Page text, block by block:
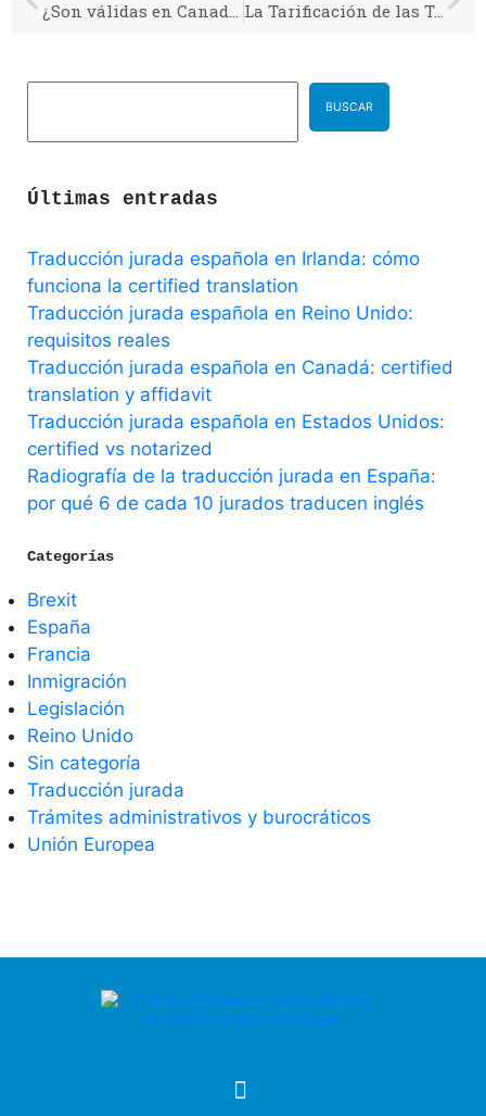
La Tarificación de las Traducciones Juradas: Todo lo que Debes Saber
BUSCAR
Últimas entradas
Traducción jurada española en Irlanda: cómo
funciona la certified translation
Traducción jurada española en Reino Unido:
requisitos reales
Traducción jurada española en Canadá: certified
translation y affidavit
Traducción jurada española en Estados Unidos:
certified vs notarized
Radiografía de la traducción jurada en España:
por qué 6 de cada 10 jurados traducen inglés
Categorías
Brexit
España
Francia
Inmigración
Legislación
Reino Unido
Sin categoría
Traducción jurada
Trámites administrativos y burocráticos
Unión Europea